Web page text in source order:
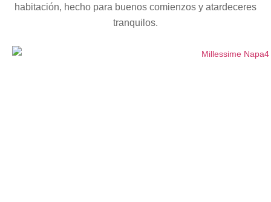
habitación, hecho para buenos comienzos y atardeceres
tranquilos.